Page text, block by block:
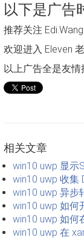
以下是广告
推荐关注
欢迎进入 Eleven
以上广告全是友
相关文章
win10 uwp 显示
win10 uwp 收集
win10 uwp 异步
win10 uwp 如何
win10 uwp 如何
win10 uwp 在